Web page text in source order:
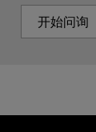
开始问询